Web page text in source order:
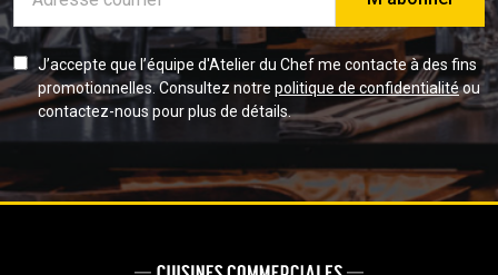
mail
J’accepte que l’équipe d'Atelier du Chef me contacte à des fins
promotionnelles. Consultez notre politique de confidentialitéou
contactez-nous pour plus de détails.